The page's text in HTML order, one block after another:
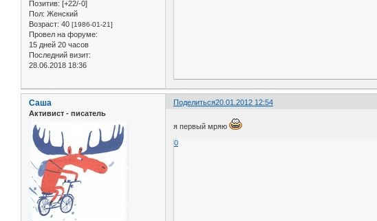
Позитив: [+22/-0]
Пол: Женский
Возраст: 40 [1986-01-21]
Провел на форуме:
15 дней 20 часов
Последний визит:
28.06.2018 18:36
Поделиться20.01.2012 12:54
Саша
Активист - писатель
я первый мряю
0